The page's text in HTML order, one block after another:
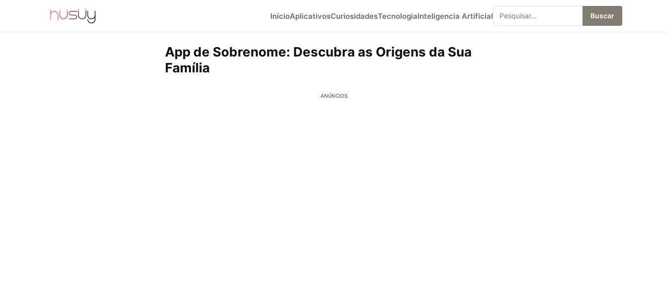
InícioAplicativosCuriosidadesTecnologiaInteligencia Artificial Buscar
App de Sobrenome: Descubra as Origens da Sua
Família
ANÚNCIOS